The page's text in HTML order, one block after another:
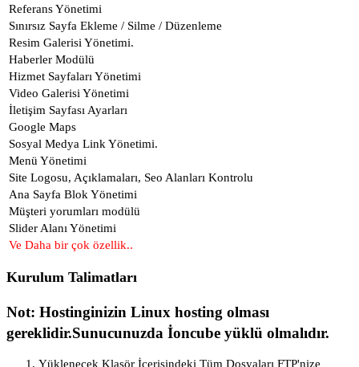
Referans Yönetimi
Sınırsız Sayfa Ekleme / Silme / Düzenleme
Resim Galerisi Yönetimi.
Haberler Modülü
Hizmet Sayfaları Yönetimi
Video Galerisi Yönetimi
İletişim Sayfası Ayarları
Google Maps
Sosyal Medya Link Yönetimi.
Menü Yönetimi
Site Logosu, Açıklamaları, Seo Alanları Kontrolu
Ana Sayfa Blok Yönetimi
Müşteri yorumları modülü
Slider Alanı Yönetimi
Ve Daha bir çok özellik..
Kurulum Talimatları
Not: Hostinginizin Linux hosting olması
gereklidir.Sunucunuzda İoncube yüklü olmalıdır.
Yüklenecek Klasör İçerisindeki Tüm Dosyaları FTP'nize